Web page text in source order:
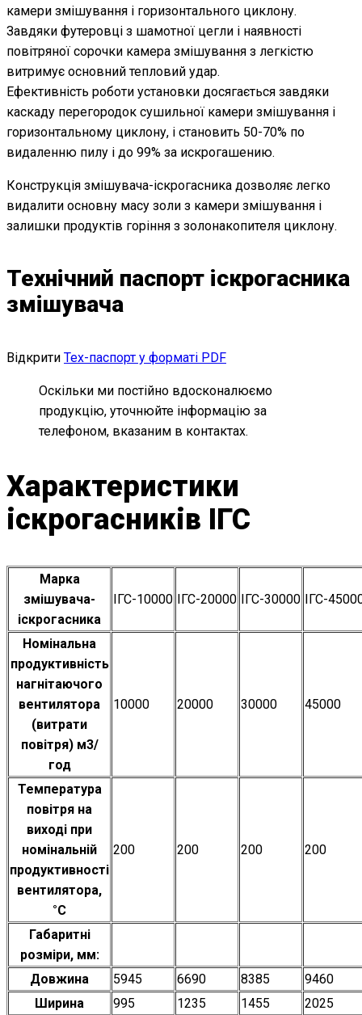
камери змішування і горизонтального циклону.
Завдяки футеровці з шамотної цегли і наявності
повітряної сорочки камера змішування з легкістю
витримує основний тепловий удар.
Ефективність роботи установки досягається завдяки
каскаду перегородок сушильної камери змішування і
горизонтальному циклону, і становить 50-70% по
видаленню пилу і до 99% за искрогашению.
Конструкція змішувача-іскрогасника дозволяє легко
видалити основну масу золи з камери змішування і
залишки продуктів горіння з золонакопителя циклону.
Технічний паспорт іскрогасника
змішувача
Відкрити Тех-паспорт у форматі PDF
Оскільки ми постійно вдосконалюємо
продукцію, уточнюйте інформацію за
телефоном, вказаним в контактах.
Характеристики
іскрогасників ІГС
Марка
змішувача-
іскрогасника
ІГС-10000 ІГС-20000 ІГС-30000 ІГС-
Номінальна
продуктивність
нагнітаючого
вентилятора
(витрати
повітря) м3/
год
10000 20000 30000 45000
Температура
повітря на
виході при
номінальній
продуктивності
вентилятора,
°С
200 200 200 200
Габаритні
розміри, мм:
Довжина
5945 6690 8385
9460
Ширина
995 1235 1455 2025